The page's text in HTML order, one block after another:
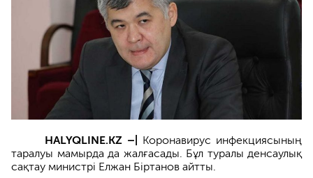
HALYQLINE.KZ –|
Коронавирус инфекциясының
таралуы мамырда да жалғасады. Бұл туралы денсаулық
сақтау министрі Елжан Біртанов айтты.